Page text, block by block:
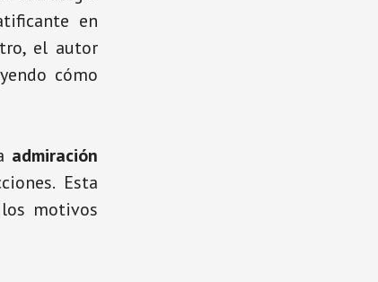
en
el autor
cómo
admiración
Esta
motivos